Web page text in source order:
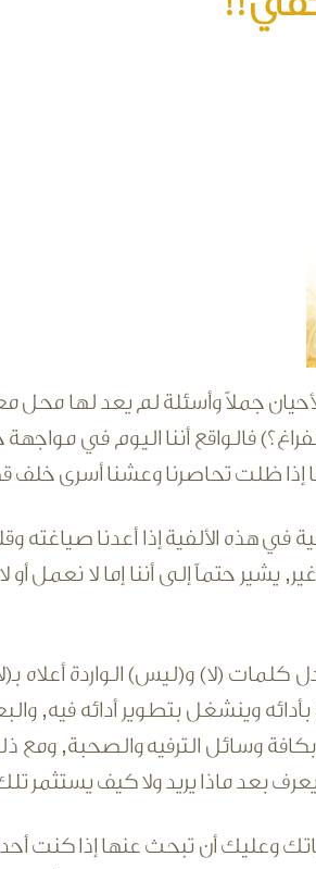
جملاً وأسئلة لم يعد لها محل
فالواقع أننا اليوم في
ظلت تحاصرنا وعشنا أسرى خلف
في هذه الألفية إذا أعدنا صياغته
فقط لاغير, يشير حتماً إلى أننا إما
كلمات (لا) و(ليس) الواردة
وينشغل بتطوير أدائه فيه,
وسائل الترفيه والصحبة, ومع
بعد ماذا يريد ولا كيف يستثمر
وعليك أن تبحث عنها إذا كنت